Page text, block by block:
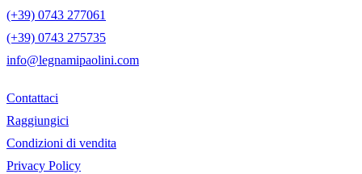
(+39) 0743 277061
(+39) 0743 275735
info@legnamipaolini.com
Contattaci
Raggiungici
Condizioni di vendita
Privacy Policy